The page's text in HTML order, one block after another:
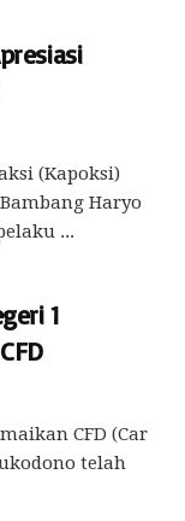
(Kapoksi)
Haryo
...
1
CFD (Car
telah